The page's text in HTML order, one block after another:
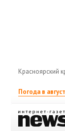
Красноярский
Погода в